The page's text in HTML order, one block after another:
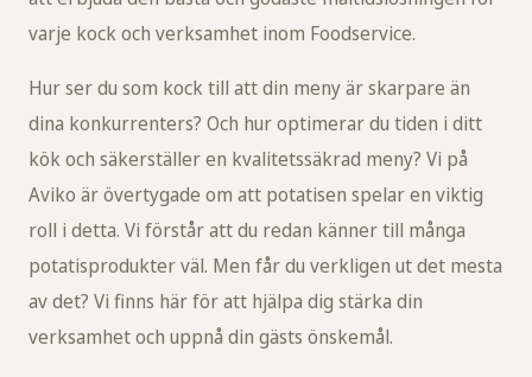
varje kock och verksamhet inom Foodservice.
Hur ser du som kock till att din meny är skarpare än
dina konkurrenters? Och hur optimerar du tiden i ditt
kök och säkerställer en kvalitetssäkrad meny? Vi på
Aviko är övertygade om att potatisen spelar en viktig
roll i detta. Vi förstår att du redan känner till många
potatisprodukter väl. Men får du verkligen ut det mesta
av det? Vi finns här för att hjälpa dig stärka din
verksamhet och uppnå din gästs önskemål.